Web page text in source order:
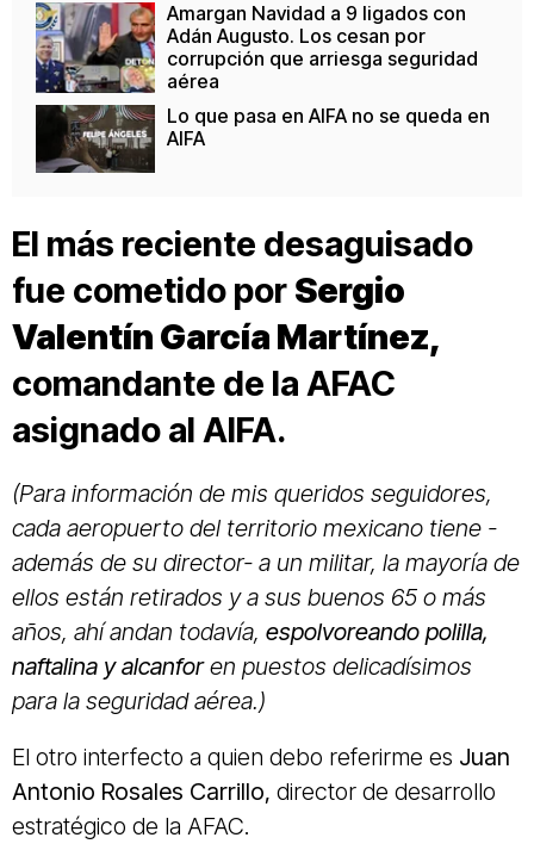
Amargan Navidad a 9 ligados con
Adán Augusto. Los cesan por
corrupción que arriesga seguridad
aérea
Lo que pasa en AIFA no se queda en
AIFA
El más reciente desaguisado
fue cometido por Sergio
Valentín García Martínez,
comandante de la AFAC
asignado al AIFA.
(Para información de mis queridos seguidores,
cada aeropuerto del territorio mexicano tiene -
además de su director- a un militar, la mayoría de
ellos están retirados y a sus buenos 65 o más
años, ahí andan todavía, espolvoreando polilla,
naftalina y alcanforen puestos delicadísimos
para la seguridad aérea.)
El otro interfecto a quien debo referirme es Juan
Antonio Rosales Carrillo, director de desarrollo
estratégico de la AFAC.